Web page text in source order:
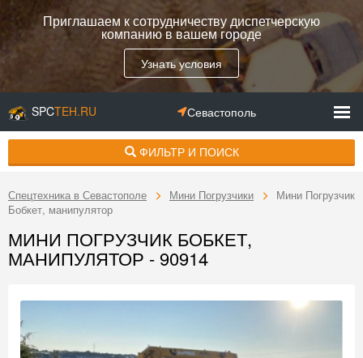
Приглашаем к сотрудничеству диспетчерскую
компанию в вашем городе
Узнать условия
SPCTEH.RU Севастополь
ФИЛЬТР И ПОИСК
Спецтехника в Севастополе Мини Погрузчики
Мини Погрузчик
Бобкет, манипулятор
МИНИ ПОГРУЗЧИК БОБКЕТ,
МАНИПУЛЯТОР - 90914